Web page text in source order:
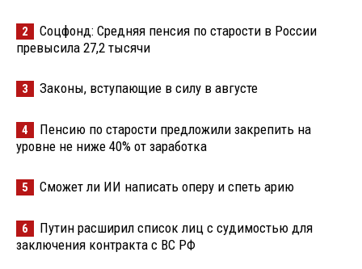
2
Соцфонд: Средняя пенсия по старости в России
превысила 27,2 тысячи
3 Законы, вступающие в силу в августе
4
Пенсию по старости предложили закрепить на
уровне не ниже 40% от заработка
5 Сможет ли ИИ написать оперу и спеть арию
6
Путин расширил список лиц с судимостью для
заключения контракта с ВС РФ